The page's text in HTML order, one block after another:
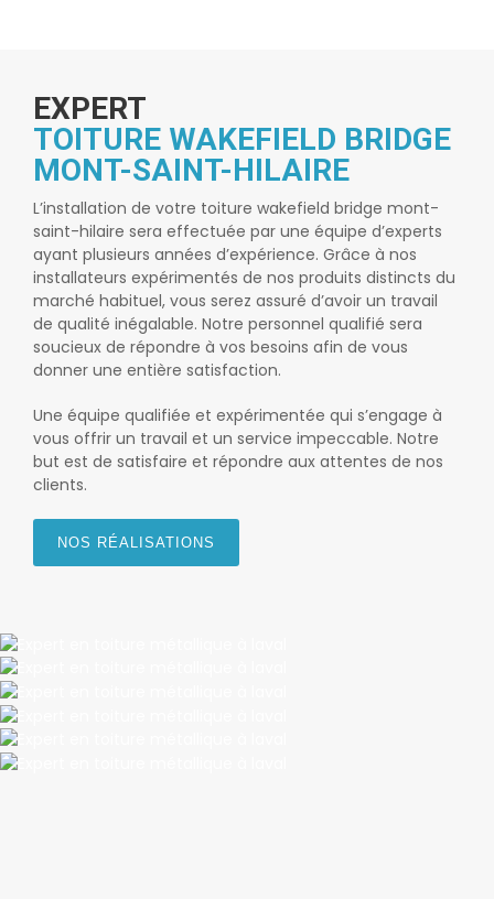
EXPERT
TOITURE WAKEFIELD BRIDGE
MONT-SAINT-HILAIRE
L’installation de votre toiture wakefield bridge mont-
saint-hilaire sera effectuée par une équipe d’experts
ayant plusieurs années d’expérience. Grâce à nos
installateurs expérimentés de nos produits distincts du
marché habituel, vous serez assuré d’avoir un travail
de qualité inégalable. Notre personnel qualifié sera
soucieux de répondre à vos besoins afin de vous
donner une entière satisfaction.
Une équipe qualifiée et expérimentée qui s’engage à
vous offrir un travail et un service impeccable. Notre
but est de satisfaire et répondre aux attentes de nos
clients.
NOS RÉALISATIONS